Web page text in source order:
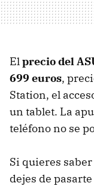
Elprecio del
699 euros,
Station, el
un tablet. La
teléfono no se
Si quieres
dejes de